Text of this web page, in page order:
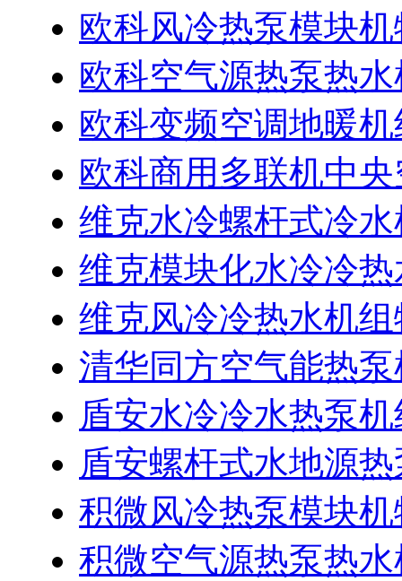
欧科风冷热泵模块
欧科空气源热泵热
欧科变频空调地暖
欧科商用多联机中
维克水冷螺杆式冷
维克模块化水冷冷
维克风冷冷热水机
清华同方空气能热
盾安水冷冷水热泵
盾安螺杆式水地源
积微风冷热泵模块
积微空气源热泵热